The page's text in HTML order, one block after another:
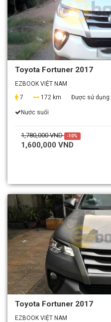
Toyota Fortuner 2017
EZBOOK VIỆT NAM
7
172 km Được sử dụng:
Nước suối
1,780,000 VND -10%
1,600,000 VND
Toyota Fortuner 2017
EZBOOK VIỆT NAM